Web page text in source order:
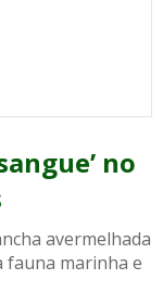
no
avermelhada
fauna marinha e